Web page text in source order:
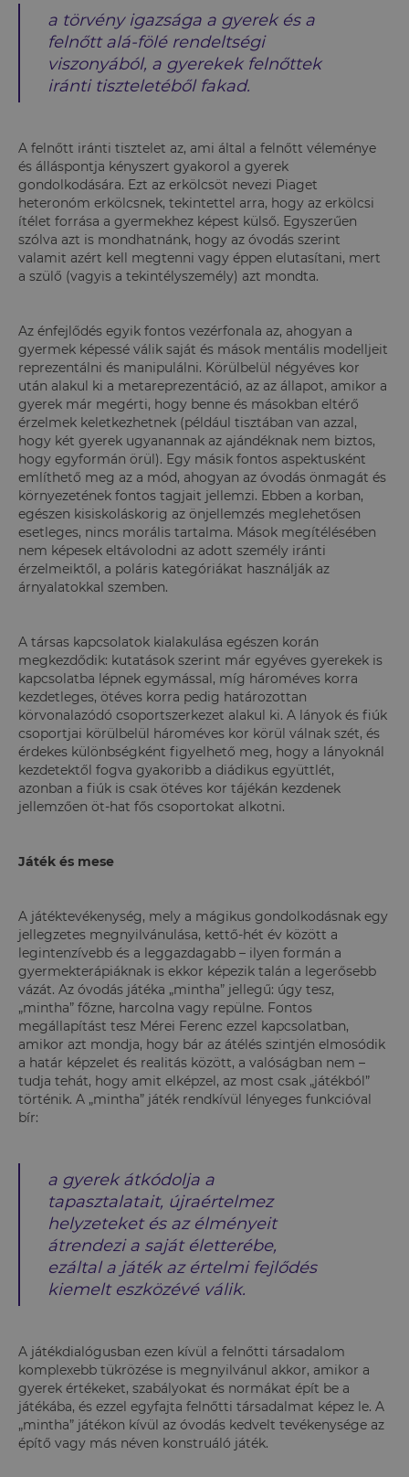
a törvény igazsága a gyerek és a
felnőtt alá-fölé rendeltségi
viszonyából, a gyerekek felnőttek
iránti tiszteletéből fakad.
A felnőtt iránti tisztelet az, ami által a felnőtt véleménye
és álláspontja kényszert gyakorol a gyerek
gondolkodására. Ezt az erkölcsöt nevezi Piaget
heteronóm erkölcsnek, tekintettel arra, hogy az erkölcsi
ítélet forrása a gyermekhez képest külső. Egyszerűen
szólva azt is mondhatnánk, hogy az óvodás szerint
valamit azért kell megtenni vagy éppen elutasítani, mert
a szülő (vagyis a tekintélyszemély) azt mondta.
Az énfejlődés egyik fontos vezérfonala az, ahogyan a
gyermek képessé válik saját és mások mentális modelljeit
reprezentálni és manipulálni. Körülbelül négyéves kor
után alakul ki a metareprezentáció, az az állapot, amikor a
gyerek már megérti, hogy benne és másokban eltérő
érzelmek keletkezhetnek (például tisztában van azzal,
hogy két gyerek ugyanannak az ajándéknak nem biztos,
hogy egyformán örül). Egy másik fontos aspektusként
említhető meg az a mód, ahogyan az óvodás önmagát és
környezetének fontos tagjait jellemzi. Ebben a korban,
egészen kisiskoláskorig az önjellemzés meglehetősen
esetleges, nincs morális tartalma. Mások megítélésében
nem képesek eltávolodni az adott személy iránti
érzelmeiktől, a poláris kategóriákat használják az
árnyalatokkal szemben.
A társas kapcsolatok kialakulása egészen korán
megkezdődik: kutatások szerint már egyéves gyerekek is
kapcsolatba lépnek egymással, míg hároméves korra
kezdetleges, ötéves korra pedig határozottan
körvonalazódó csoportszerkezet alakul ki. A lányok és fiúk
csoportjai körülbelül hároméves kor körül válnak szét, és
érdekes különbségként figyelhető meg, hogy a lányoknál
kezdetektől fogva gyakoribb a diádikus együttlét,
azonban a fiúk is csak ötéves kor tájékán kezdenek
jellemzően öt-hat fős csoportokat alkotni.
Játék és mese
A játéktevékenység, mely a mágikus gondolkodásnak egy
jellegzetes megnyilvánulása, kettő-hét év között a
legintenzívebb és a leggazdagabb – ilyen formán a
gyermekterápiáknak is ekkor képezik talán a legerősebb
vázát. Az óvodás játéka „mintha” jellegű: úgy tesz,
„mintha” főzne, harcolna vagy repülne. Fontos
megállapítást tesz Mérei Ferenc ezzel kapcsolatban,
amikor azt mondja, hogy bár az átélés szintjén elmosódik
a határ képzelet és realitás között, a valóságban nem –
tudja tehát, hogy amit elképzel, az most csak „játékból”
történik. A „mintha” játék rendkívül lényeges funkcióval
bír:
a gyerek átkódolja a
tapasztalatait, újraértelmez
helyzeteket és az élményeit
átrendezi a saját életterébe,
ezáltal a játék az értelmi fejlődés
kiemelt eszközévé válik.
A játékdialógusban ezen kívül a felnőtti társadalom
komplexebb tükrözése is megnyilvánul akkor, amikor a
gyerek értékeket, szabályokat és normákat épít be a
játékába, és ezzel egyfajta felnőtti társadalmat képez le. A
„mintha” játékon kívül az óvodás kedvelt tevékenysége az
építő vagy más néven konstruáló játék.